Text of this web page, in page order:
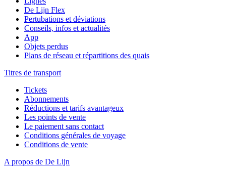
De Lijn Flex
Pertubations et déviations
Conseils, infos et actualités
App
Objets perdus
Plans de réseau et répartitions des quais
Titres de transport
Tickets
Abonnements
Réductions et tarifs avantageux
Les points de vente
Le paiement sans contact
Conditions générales de voyage
Conditions de vente
A propos de De Lijn